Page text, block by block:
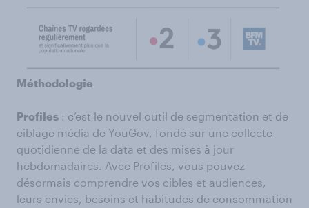
Méthodologie
Profiles : c’est le nouvel outil de segmentation et de
ciblage média de YouGov, fondé sur une collecte
quotidienne de la data et des mises à jour
hebdomadaires. Avec Profiles, vous pouvez
désormais comprendre vos cibles et audiences,
leurs envies, besoins et habitudes de consommation